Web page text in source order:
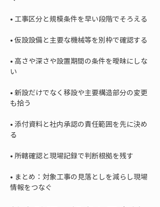
•
•
• 高さや深さや設置期間の条件を曖昧にしな
• 新設だけでなく移設や主要構造部分の変更
• 添付資料と社内承認の責任範囲を先に決め
•
• まとめ：対象工事の見落としを減らし現場
情報をつなぐ